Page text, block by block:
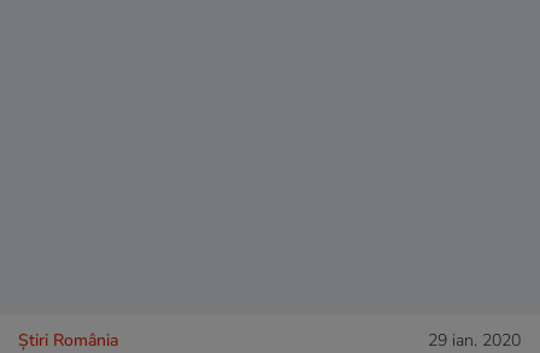
Știri România 29 ian. 2020